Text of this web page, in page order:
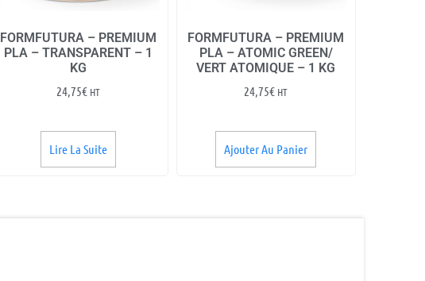
FORMFUTURA – PREMIUM
PLA – TRANSPARENT – 1
KG
24,75€ HT
Lire La Suite
FORMFUTURA – PREMIUM
PLA – ATOMIC GREEN/
VERT ATOMIQUE – 1 KG
24,75€ HT
Ajouter Au Panier